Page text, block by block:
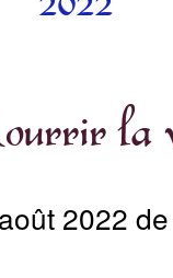
la
2022